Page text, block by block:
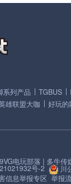
系列产品 TGBUS
雄联盟大咖 好玩的
电玩部落 | 多牛传
号-2
川
信息举报专区 举报